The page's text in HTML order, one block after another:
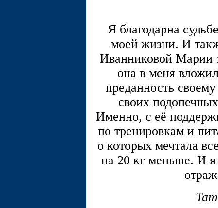
Я благодарна
моей жизни. И
Иванниковой Марии
она в меня
преданность
своих
Именно, с её
по тренировкам и
о которых мечтала
на 20 кг меньше. И я